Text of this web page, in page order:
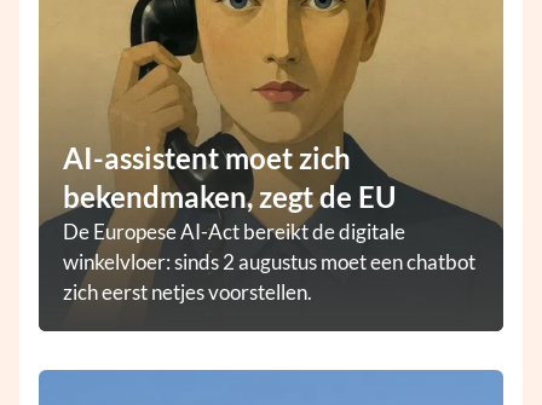
AI-assistent moet zich
bekendmaken, zegt de EU
De Europese AI-Act bereikt de digitale
winkelvloer: sinds 2 augustus moet een chatbot
zich eerst netjes voorstellen.